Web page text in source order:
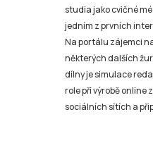
studia jako cvičné
jedním z prvních
Na portálu zájemci
některých dalších
dílny je simulace
role při výrobě online
sociálních sítích a